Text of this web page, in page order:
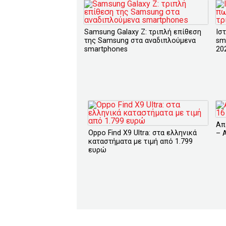
Samsung Galaxy Z: τριπλή επίθεση
της Samsung στα αναδιπλούμενα
smartphones
Oppo Find X9 Ultra: στα ελληνικά
καταστήματα με τιμή από 1.799
ευρώ
–